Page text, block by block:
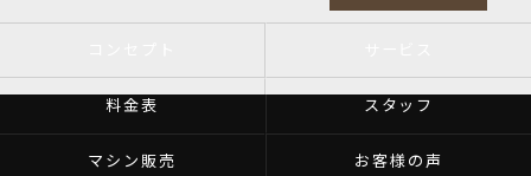
料金表 スタッフ
マシン販売 お客様の声